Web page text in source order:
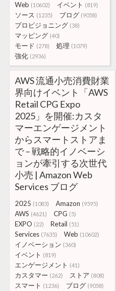
Web (10602) イベント (819)
ソース (1235) ブログ (9058)
プロビジョニング (38)
マッピング (40)
モード (278) 処理 (1079)
強化 (2936)
AWS 流通小売消費財業
界向けイベント「AWS
Retail CPG Expo
2025」を開催:カスタ
マーエンゲージメント
からスマートストアま
で – 戦略的イノベーシ
ョンが牽引する次世代
小売 | Amazon Web
Services ブログ
2025 (1083) Amazon (9595)
AWS (4621) CPG (5)
EXPO (22) Retail (51)
Services (7635) Web (10602)
イノベーション (360)
イベント (819)
エンゲージメント (41)
カスタマー (262) ストア (808)
スマート (1236) ブログ (9058)